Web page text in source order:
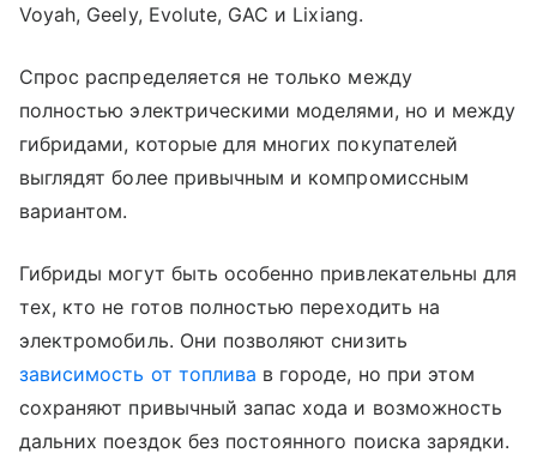
Voyah, Geely, Evolute, GAC и Lixiang.
Спрос распределяется не только между
полностью электрическими моделями, но и между
гибридами, которые для многих покупателей
выглядят более привычным и компромиссным
вариантом.
Гибриды могут быть особенно привлекательны для
тех, кто не готов полностью переходить на
электромобиль. Они позволяют снизить
зависимость от топлива в городе, но при этом
сохраняют привычный запас хода и возможность
дальних поездок без постоянного поиска зарядки.